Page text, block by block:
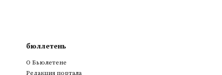
бюллетень
О Бьюлетене
Редакция портала